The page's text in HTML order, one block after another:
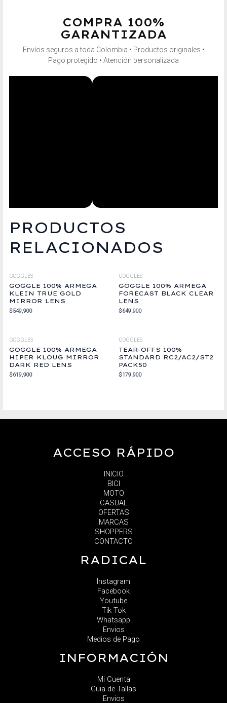
COMPRA 100%
GARANTIZADA
Envíos seguros a toda Colombia • Productos originales •
Pago protegido • Atención personalizada
PRODUCTOS
RELACIONADOS
GOGGLES
GOGGLE 100% ARMEGA
KLEIN TRUE GOLD
MIRROR LENS
$549,900
GOGGLES
GOGGLE 100% ARMEGA
FORECAST BLACK CLEAR
LENS
$649,900
GOGGLES
GOGGLE 100% ARMEGA
HIPER KLOUG MIRROR
DARK RED LENS
$619,900
GOGGLES
TEAR-OFFS 100%
STANDARD RC2/AC2/ST2
PACK50
$179,900
ACCESO RÁPIDO
INICIO
BICI
MOTO
CASUAL
OFERTAS
MARCAS
SHOPPERS
CONTACTO
RADICAL
Instagram
Facebook
Youtube
Tik Tok
Whatsapp
Envios
Medios de Pago
INFORMACIÓN
Mi Cuenta
Guia de Tallas
Envios